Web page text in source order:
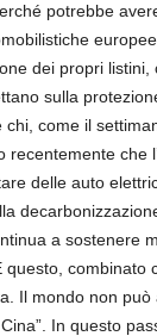
potrebbe
dei propri
sulla
chi, come il
recentemente che
delle auto
a sostenere
combinato
Il mondo non può
In questo